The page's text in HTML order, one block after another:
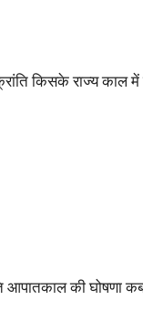
किसके राज्य काल में
आपातकाल की घोषणा